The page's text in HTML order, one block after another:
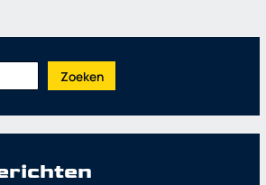
Zoeken